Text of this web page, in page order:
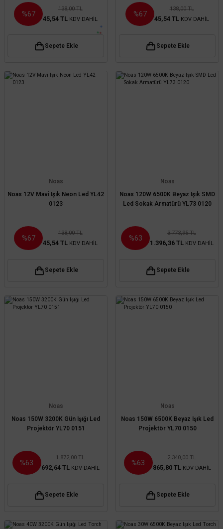
%67
138,00 TL
45,54 TL KDV DAHİL
Sepete Ekle
%67
138,00 TL
45,54 TL KDV DAHİL
Sepete Ekle
Noas
Noas 12V Mavi Işık Neon Led YL42
0123
%67
138,00 TL
45,54 TL KDV DAHİL
Sepete Ekle
Noas
Noas 120W 6500K Beyaz Işık SMD
Led Sokak Armatürü YL73 0120
%63
3.773,95 TL
1.396,36 TL KDV DAHİL
Sepete Ekle
Noas
Noas 150W 3200K Gün Işığı Led
Projektör YL70 0151
%63
1.872,00 TL
692,64 TL KDV DAHİL
Sepete Ekle
Noas
Noas 150W 6500K Beyaz Işık Led
Projektör YL70 0150
%63
2.340,00 TL
865,80 TL KDV DAHİL
Sepete Ekle